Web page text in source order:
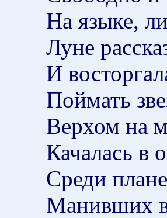
На языке,
Луне
И
Поймать
Верхом на
Качалась в
Среди
Манивших